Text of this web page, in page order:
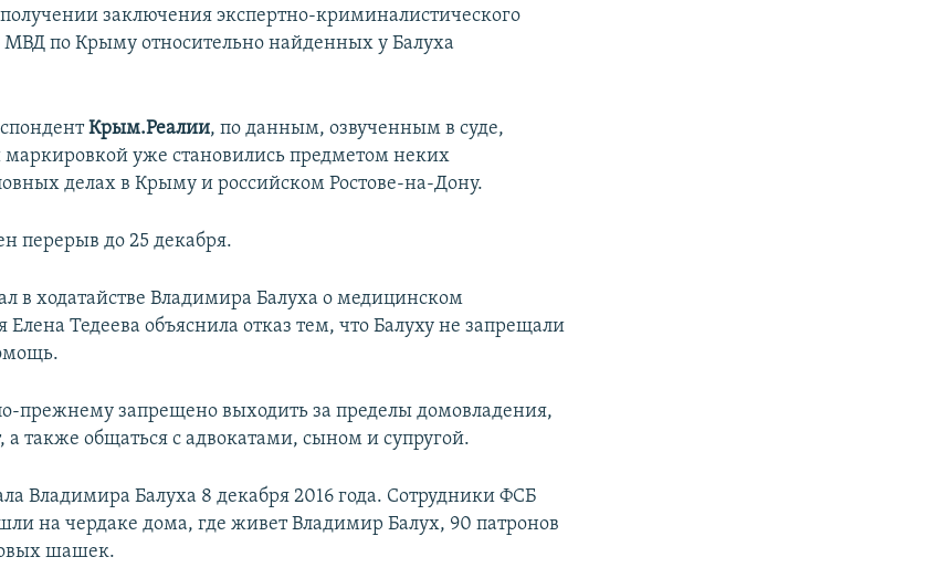
получении заключения экспертно-криминалистического
МВД по Крыму относительно найденных у Балуха
Крым.Реалии, по данным, озвученным в суде,
маркировкой уже становились предметом неких
делах в Крыму и российском Ростове-на-Дону.
перерыв до 25 декабря.
в ходатайстве Владимира Балуха о медицинском
Елена Тедеева объяснила отказ тем, что Балуху не запрещали
прежнему запрещено выходить за пределы домовладения,
а также общаться с адвокатами, сыном и супругой.
Владимира Балуха 8 декабря 2016 года. Сотрудники ФСБ
на чердаке дома, где живет Владимир Балух, 90 патронов
шашек.